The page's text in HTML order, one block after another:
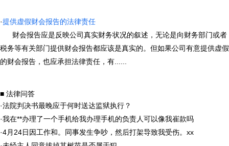
·提供虚假财会报告的法律责任
财会报告应是反映公司真实财务状况的叙述，无论是向财务部门或者
税务等有关部门提供财会报告都应该是真实的。但如果公司有意提供虚假
的财会报告，也应承担法律责任，有......
■ 法律问答
·法院判决书最晚应于何时送达监狱执行？
·我在**办理了一个手机给我办理手机的负责人可以像我崔款吗
·4月24日因工作和。同事发生争吵，然后打架导致我受伤。xx